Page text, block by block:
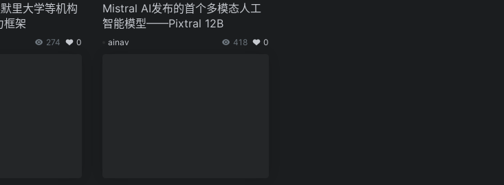
里大学等机构
框架
274 0
Mistral AI发布的首个多模态人工
智能模型——Pixtral 12B
ainav 418 0